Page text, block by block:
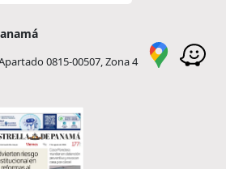
0815-00507, Zona 4